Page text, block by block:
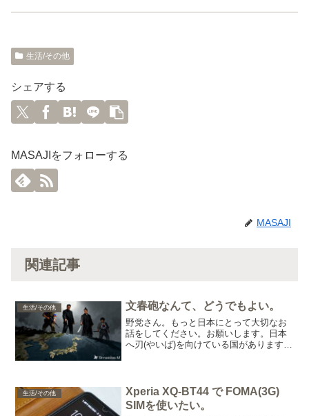
生活/その他
シェアする
MASAJIをフォローする
MASAJI
関連記事
生活/その他 文春砲なんて、どうでもよい。
野党さん。もっと日本にとって大切なお
話をしてください。お願いします。日本
へ刃(やいば)を向けている国があります。
ア・中国・北朝鮮・韓国...
生活/その他
Xperia XQ-BT44 で FOMA(3G)
SIMを使いたい。